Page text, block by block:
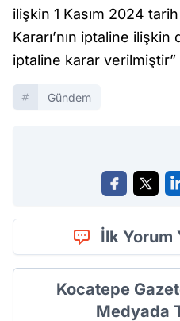
ilişkin 1 Kasım 2024
Kararı’nın iptaline
iptaline karar verilmiştir”
Gündem
İlk Yorum
Kocatepe
Medyada